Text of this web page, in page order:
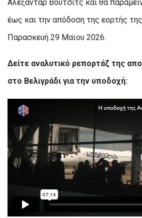
Αλεξάνταρ Βούτσιτς και θα
έως και την απόδοση της εορτής
Παρασκευή 29 Μαϊου 2026.
Δείτε αναλυτικό ρεπορτάζ της
στο Βελιγράδι για την υποδοχή: